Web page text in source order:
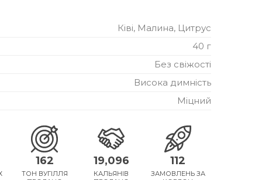
Ківі, Малина, Цитрус
40 г
Без свіжості
Висока димність
Міцний
162
ТОН ВУГІЛЛЯ
19,096
КАЛЬЯНІВ
112
ЗАМОВЛЕНЬ ЗА